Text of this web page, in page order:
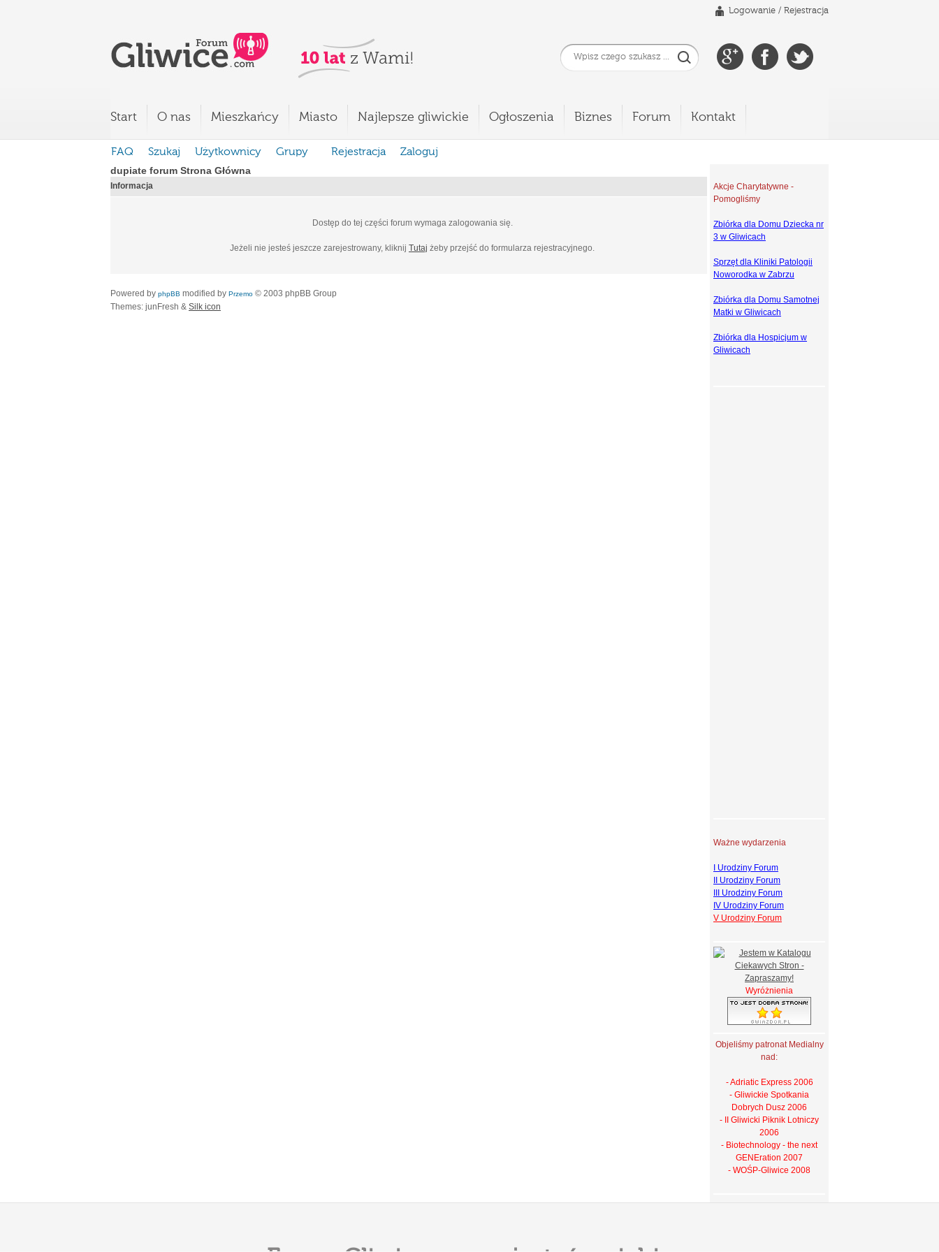
Logowanie / Rejestracja
Start O nas Mieszkańcy Miasto Najlepsze gliwickie Ogłoszenia Biznes Forum Kontakt
FAQ Szukaj Użytkownicy Grupy Rejestracja
Zaloguj
dupiate forum Strona Główna
Informacja
Dostęp do tej części forum wymaga zalogowania się.
Jeżeli nie jesteś jeszcze zarejestrowany, kliknij Tutaj żeby przejść do formularza rejestracyjnego.
Powered by phpBB modified by Przemo © 2003 phpBB Group
Themes: junFresh & Silk icon
Akcje Charytatywne -
Pomogliśmy
Zbiórka dla Domu Dziecka nr
3 w Gliwicach
Sprzęt dla Kliniki Patologii
Noworodka w Zabrzu
Zbiórka dla Domu Samotnej
Matki w Gliwicach
Zbiórka dla Hospicjum w
Gliwicach
Ważne wydarzenia
I Urodziny Forum
II Urodziny Forum
III Urodziny Forum
IV Urodziny Forum
V Urodziny Forum
Wyróżnienia
Objeliśmy patronat Medialny
nad:
- Adriatic Express 2006
- Gliwickie Spotkania
Dobrych Dusz 2006
- II Gliwicki Piknik Lotniczy
2006
- Biotechnology - the next
GENEration 2007
- WOŚP-Gliwice 2008